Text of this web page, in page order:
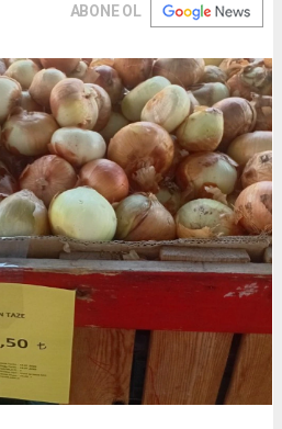
ABONE OL